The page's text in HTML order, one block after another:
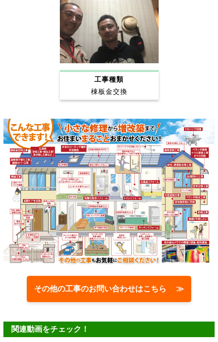
工事種類
棟板金交換
その他の工事のお問い合わせはこちら ≫
関連動画をチェック！